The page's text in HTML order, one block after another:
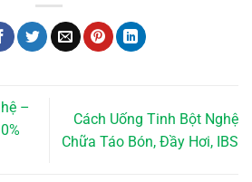
–
Cách Uống Tinh Bột Nghệ
Chữa Táo Bón, Đầy Hơi, IBS